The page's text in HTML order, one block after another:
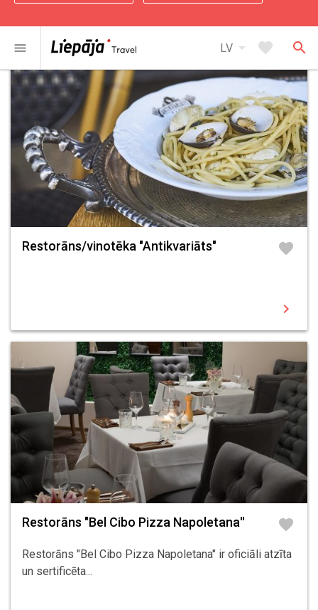
menu LV arrow_drop_down favorite search
Restorāns/vinotēka "Antikvariāts" favorite
chevron_right
Restorāns "Bel Cibo Pizza Napoletana'' favorite
Restorāns "Bel Cibo Pizza Napoletana" ir oficiāli atzīta
un sertificēta...